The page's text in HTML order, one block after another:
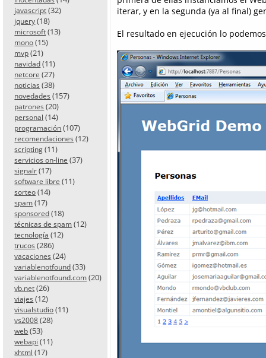
javascript (32)
jquery (18)
microsoft (13)
mono (15)
mvp (21)
navidad (11)
netcore (27)
noticias (38)
novedades (157)
patrones (20)
personal (14)
programación (107)
recomendaciones (12)
scripting (11)
servicios on-line (37)
signalr (17)
software libre (11)
sorteo (14)
spam (17)
sponsored (18)
técnicas de spam (12)
tecnología (12)
trucos (286)
vacaciones (24)
variablenotfound (33)
variablenotfound.com (20)
vb.net (26)
viajes (12)
visualstudio (11)
vs2008 (28)
web (53)
webapi (11)
xhtml (17)
iterar, y en la segunda (ya al final)
El resultado en ejecución lo